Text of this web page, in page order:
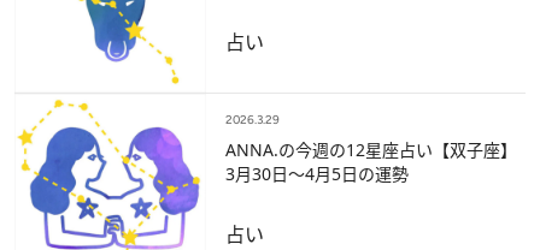
占い
2026.3.29
ANNA.の今週の12星座占い【双子座】
3月30日～4月5日の運勢
占い